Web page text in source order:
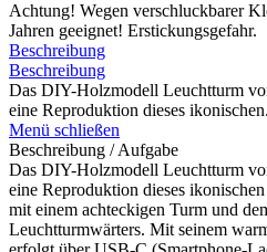
Achtung! Wegen verschluckbarer
Jahren geeignet! Erstickungsgefahr.
Beschreibung
Beschreibung
Das DIY-Holzmodell Leuchtturm
eine Reproduktion dieses
Menü schließen
Beschreibung / Aufgabe
Das DIY-Holzmodell Leuchtturm
eine Reproduktion dieses
mit einem achteckigen Turm und
Leuchtturmwärters. Mit seinem